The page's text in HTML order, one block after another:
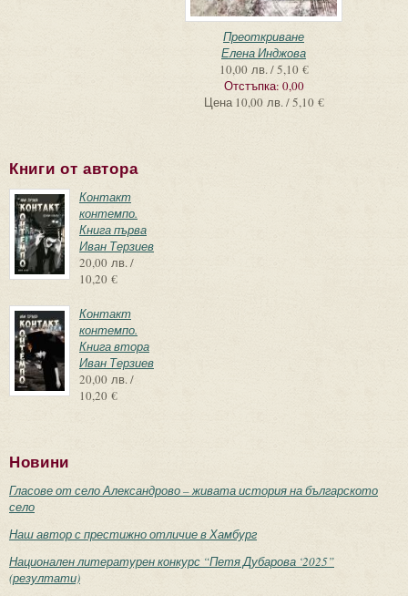
Преоткриване
Елена Инджова
10,00 лв. / 5,10 €
Отстъпка: 0,00
Цена 10,00 лв. / 5,10 €
Книги от автора
Контакт
контемпо.
Книга първа
Иван Терзиев
20,00 лв. /
10,20 €
Контакт
контемпо.
Книга втора
Иван Терзиев
20,00 лв. /
10,20 €
Новини
Гласове от село Александрово – живата история на българското
село
Наш автор с престижно отличие в Хамбург
Национален литературен конкурс “Петя Дубарова ‘2025”
(резултати)